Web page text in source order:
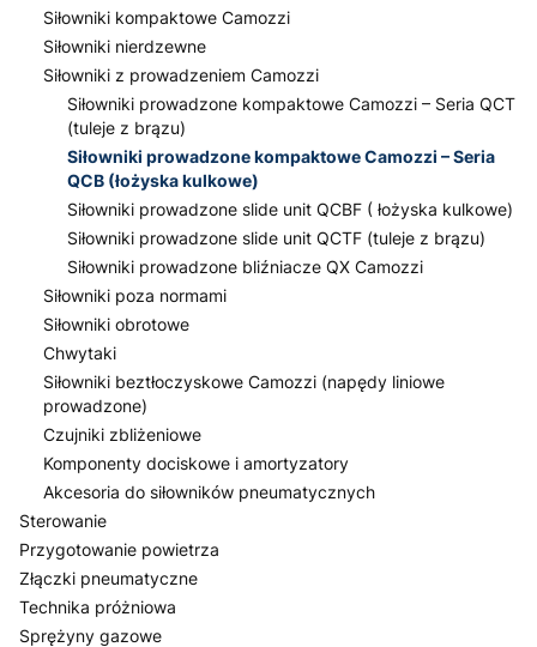
Siłowniki kompaktowe Camozzi
Siłowniki nierdzewne
Siłowniki z prowadzeniem Camozzi
Siłowniki prowadzone kompaktowe Camozzi – Seria QCT
(tuleje z brązu)
Siłowniki prowadzone kompaktowe Camozzi – Seria
QCB (łożyska kulkowe)
Siłowniki prowadzone slide unit QCBF ( łożyska kulkowe)
Siłowniki prowadzone slide unit QCTF (tuleje z brązu)
Siłowniki prowadzone bliźniacze QX Camozzi
Siłowniki poza normami
Siłowniki obrotowe
Chwytaki
Siłowniki beztłoczyskowe Camozzi (napędy liniowe
prowadzone)
Czujniki zbliżeniowe
Komponenty dociskowe i amortyzatory
Akcesoria do siłowników pneumatycznych
Sterowanie
Przygotowanie powietrza
Złączki pneumatyczne
Technika próżniowa
Sprężyny gazowe